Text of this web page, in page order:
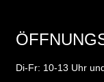
Di-Fr: 10-13 Uhr